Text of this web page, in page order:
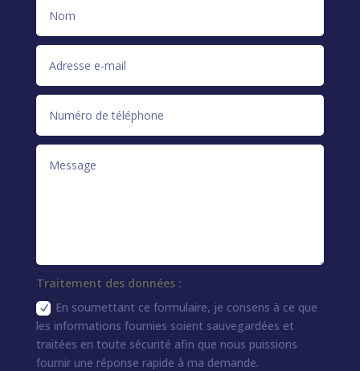
Traitement des données :
En soumettant ce formulaire, je consens à ce que
les informations fournies soient sauvegardées et
traitées en toute sécurité afin que nous puissions
fournir une réponse rapide à ma demande.